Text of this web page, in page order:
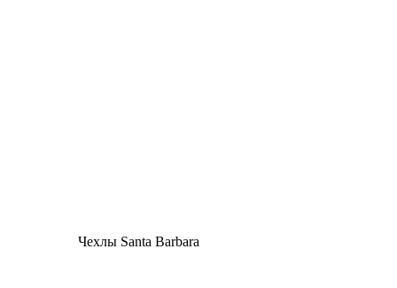
Чехлы Santa Barbara